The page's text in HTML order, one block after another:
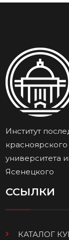
Институт
университета
Ясенецкого
ССЫЛКИ
КАТАЛОГ